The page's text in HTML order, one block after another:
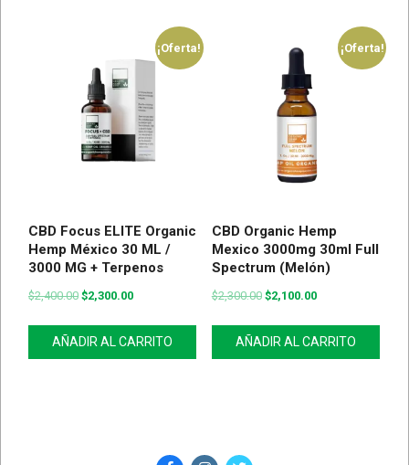
¡Oferta!
CBD Focus ELITE Organic
Hemp México 30 ML /
3000 MG + Terpenos
$2,400.00 $2,300.00
AÑADIR AL CARRITO
¡Oferta!
CBD Organic Hemp
Mexico 3000mg 30ml Full
Spectrum (Melón)
$2,300.00 $2,100.00
AÑADIR AL CARRITO